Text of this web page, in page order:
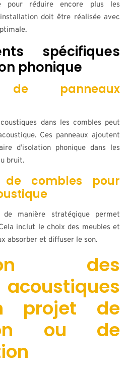
pour réduire encore plus les
doit être réalisée avec
spécifiques
phonique
de panneaux
dans les combles peut
Ces panneaux ajoutent
d’isolation phonique dans les
bruit.
de combles pour
de manière stratégique permet
inclut le choix des meubles et
absorber et diffuser le son.
des
projet de
ou de